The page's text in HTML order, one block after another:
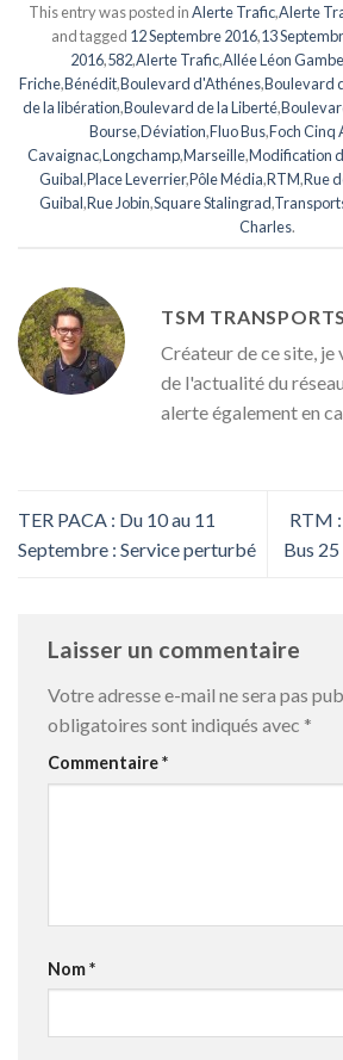
This entry was posted inAlerte Trafic,Alerte
and tagged 12 Septembre 2016,13
2016,582,Alerte Trafic,Allée Léon
Friche,Bénédit,Boulevard d'Athénes,Boulevard
de la libération,Boulevard de la Liberté,
Bourse,Déviation,Fluo Bus,Foch Cinq
Cavaignac,Longchamp,Marseille,Modification
Guibal,Place Leverrier,Pôle Média,RTM,Rue
Guibal,Rue Jobin,Square Stalingrad,
Charles.
TSM TRANSPORTS
Créateur de ce site, je
de l'actualité du
alerte également en
TER PACA : Du 10 au 11
Septembre : Service perturbé
RTM
Bus
Laisser un commentaire
Votre adresse e-mail ne sera pas
obligatoires sont indiqués avec *
Commentaire*
Nom*